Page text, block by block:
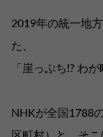
2019年の統一地
た、
「崖っぷち!? わが
NHKが全国1788